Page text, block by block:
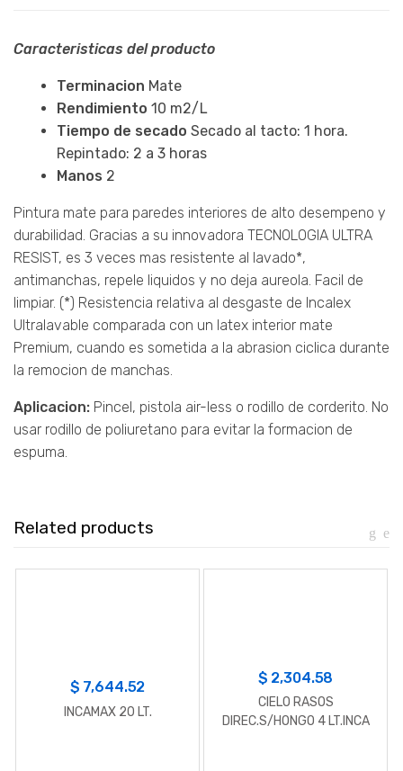
Caracteristicas del producto
Terminacion Mate
Rendimiento 10 m2/L
Tiempo de secado Secado al tacto: 1 hora.
Repintado: 2 a 3 horas
Manos 2
Pintura mate para paredes interiores de alto desempeno y
durabilidad. Gracias a su innovadora TECNOLOGIA ULTRA
RESIST, es 3 veces mas resistente al lavado*,
antimanchas, repele liquidos y no deja aureola. Facil de
limpiar. (*) Resistencia relativa al desgaste de Incalex
Ultralavable comparada con un latex interior mate
Premium, cuando es sometida a la abrasion ciclica durante
la remocion de manchas.
Aplicacion: Pincel, pistola air-less o rodillo de corderito. No
usar rodillo de poliuretano para evitar la formacion de
espuma.
Related products
$ 7,644.52
INCAMAX 20 LT.
$ 2,304.58
CIELO RASOS
DIREC.S/HONGO 4 LT.INCA